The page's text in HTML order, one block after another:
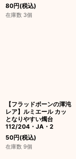
80円(税込)
在庫数 3個
【フラッドボーンの渾沌
レア】ルミエール カッ
となりやすい燭台
112/204・JA・2
50円(税込)
在庫数 9個